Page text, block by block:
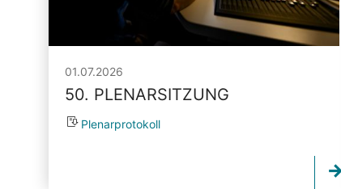
01.07.2026
50. PLENARSITZUNG
Plenarprotokoll